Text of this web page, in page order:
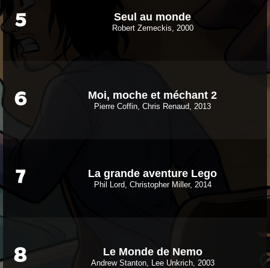
5 Seul au monde
Robert Zemeckis, 2000
6 Moi, moche et méchant 2
Pierre Coffin, Chris Renaud, 2013
7 La grande aventure Lego
Phil Lord, Christopher Miller, 2014
8 Le Monde de Nemo
Andrew Stanton, Lee Unkrich, 2003